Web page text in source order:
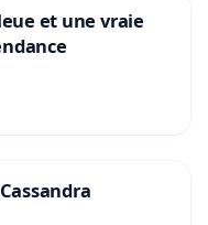
et une vraie